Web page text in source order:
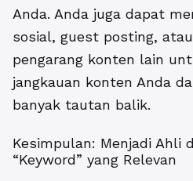
Anda. Anda juga dapat
sosial, guest posting,
pengarang konten lain
jangkauan konten Anda
banyak tautan balik.
Kesimpulan: Menjadi Ahli
“Keyword” yang Relevan